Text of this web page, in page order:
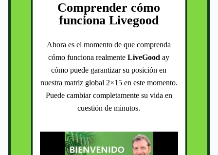
Comprender cómo
funciona Livegood
Ahora es el momento de que comprenda
cómo funciona realmenteLiveGood ay
cómo puede garantizar su posición en
nuestra matriz global 2×15 en este momento.
Puede cambiar completamente su vida en
cuestión de minutos.